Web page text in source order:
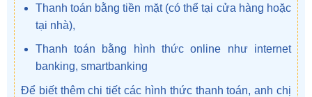
Thanh toán bằng tiền mặt (có thể tại cửa hàng hoặc
tại nhà),
Thanh toán bằng hình thức online như internet
banking, smartbanking
Để biết thêm chi tiết các hình thức thanh toán, anh chị